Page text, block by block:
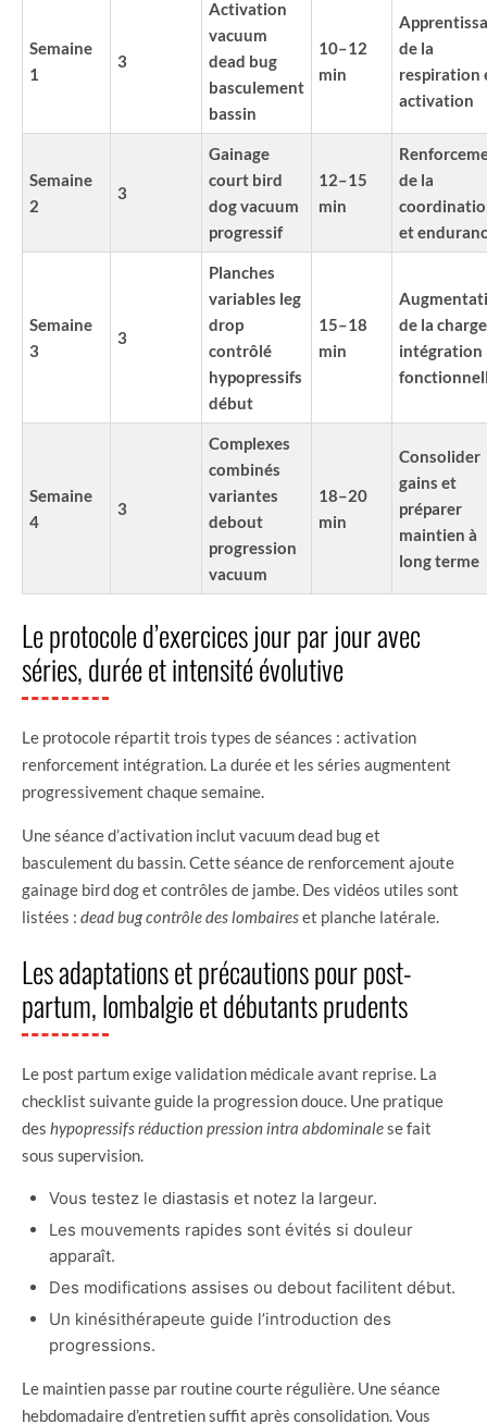
Semaine
1
3
Activation
vacuum
dead bug
basculement
bassin
10–12
min
de la
respiration
activation
Semaine
2
3
Gainage
court bird
dog vacuum
progressif
12–15
min
de la
et
Semaine
3
3
Planches
variables leg
drop
contrôlé
hypopressifs
début
15–18
min
de la
intégration
Semaine
4
3
Complexes
combinés
variantes
debout
progression
vacuum
18–20
min
Consolider
gains et
préparer
maintien à
long terme
Le protocole d’exercices jour par jour avec
séries, durée et intensité évolutive
Le protocole répartit trois types de séances : activation
renforcement intégration. La durée et les séries augmentent
progressivement chaque semaine.
Une séance d’activation inclut vacuum dead bug et
basculement du bassin. Cette séance de renforcement ajoute
gainage bird dog et contrôles de jambe. Des vidéos utiles sont
listées : dead bug contrôle des lombaireset planche latérale.
Les adaptations et précautions pour post-
partum, lombalgie et débutants prudents
Le post partum exige validation médicale avant reprise. La
checklist suivante guide la progression douce. Une pratique
des hypopressifs réduction pression intra abdominalese fait
sous supervision.
Vous testez le diastasis et notez la largeur.
Les mouvements rapides sont évités si douleur
apparaît.
Des modifications assises ou debout facilitent début.
Un kinésithérapeute guide l’introduction des
progressions.
Le maintien passe par routine courte régulière. Une séance
hebdomadaire d’entretien suffit après consolidation. Vous